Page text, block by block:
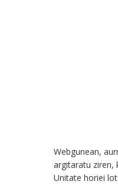
Webgunean,
argitaratu ziren,
Unitate horiei